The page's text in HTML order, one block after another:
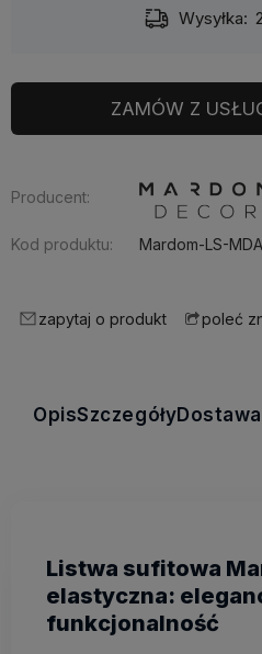
Wysyłka:
ZAMÓW Z
Producent:
Kod produktu: Mardom-LS-
zapytaj o produkt poleć
OpisSzczegółyDostawa
Listwa sufitowa
elastyczna:
funkcjonalność